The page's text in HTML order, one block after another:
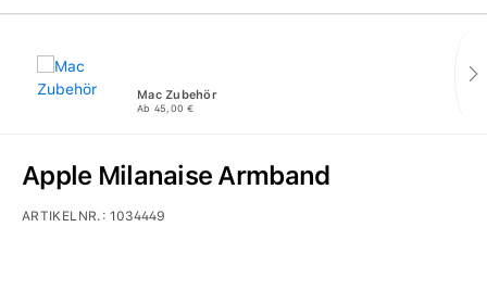
Mac Zubehör
Ab 45,00 €
Apple Milanaise Armband
ARTIKELNR.:1034449